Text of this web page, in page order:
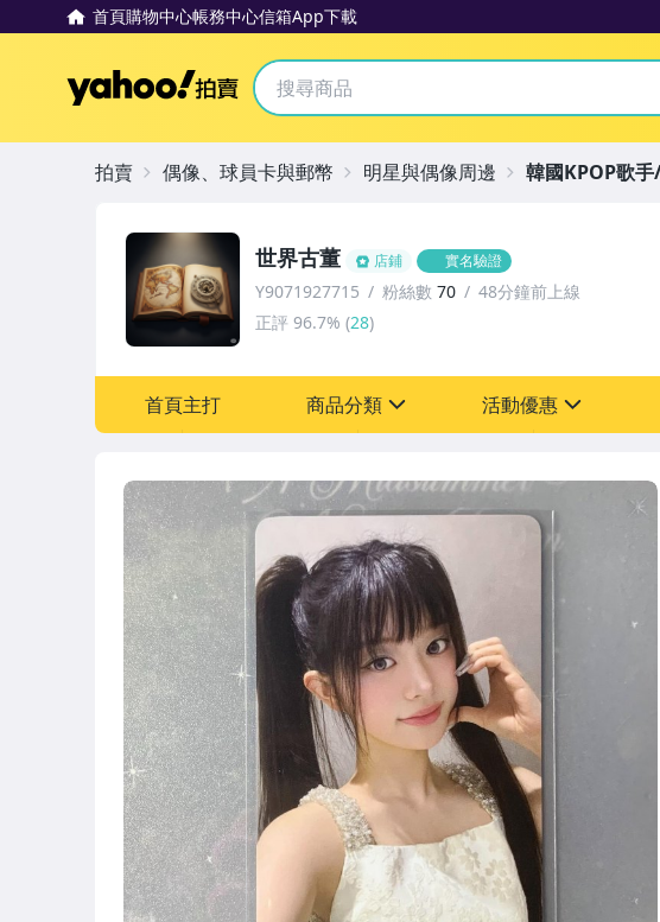
首頁購物中心帳務中心信箱App下載
Yahoo拍賣
世界古董 店鋪 實名驗證
Y9071927715 粉絲數 70
48分鐘前上線
正評 96.7% (28)
首頁主打 商品分類 活動優惠
[全店] 周年慶
拍賣 偶像、球員卡與郵幣 明星與偶像周邊 韓國KPOP歌